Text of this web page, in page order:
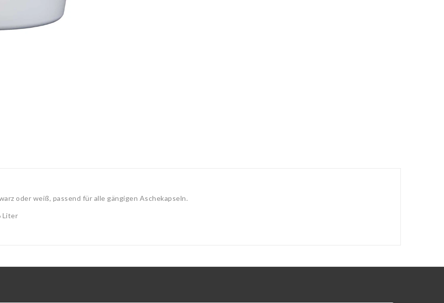
oder weiß, passend für alle gängigen Aschekapseln.
Liter